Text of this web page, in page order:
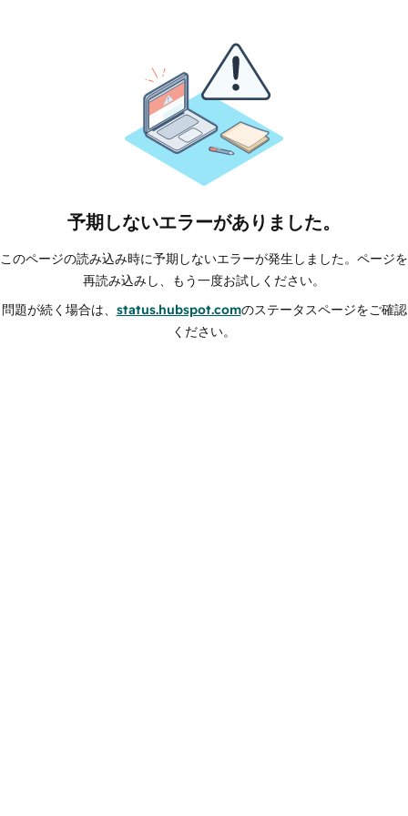
予期しないエラーがありました。
このページの読み込み時に予期しないエラーが発生しました。ページを
再読み込みし、もう一度お試しください。
問題が続く場合は、 status.hubspot.comのステータスページをご確認
ください。